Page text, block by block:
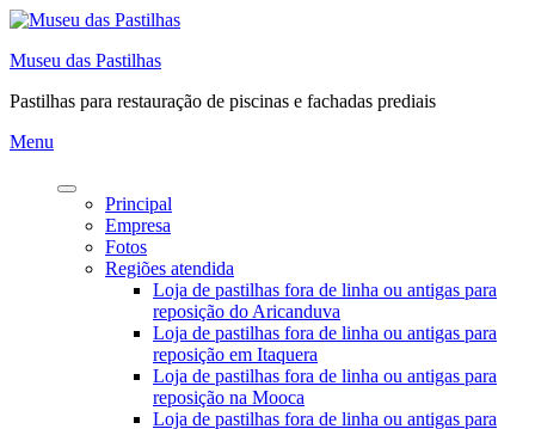
Pular
o
Museu das Pastilhas
Pastilhas para restauração de piscinas e fachadas prediais
Menu
Principal
Empresa
Fotos
Regiões atendida
Loja de pastilhas fora de linha ou antigas para
reposição do Aricanduva
Loja de pastilhas fora de linha ou antigas para
reposição em Itaquera
Loja de pastilhas fora de linha ou antigas para
reposição na Mooca
Loja de pastilhas fora de linha ou antigas para